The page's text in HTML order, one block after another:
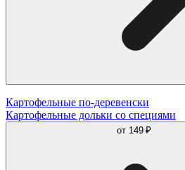
Картофельные по-деревенски
Картофельные дольки со специями
от 149 ₽